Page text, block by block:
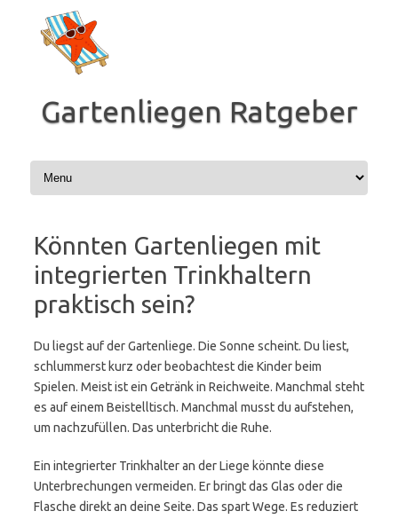
Inhalt
springen
Gartenliegen Ratgeber
Könnten Gartenliegen mit
integrierten Trinkhaltern
praktisch sein?
Du liegst auf der Gartenliege. Die Sonne scheint. Du liest,
schlummerst kurz oder beobachtest die Kinder beim
Spielen. Meist ist ein Getränk in Reichweite. Manchmal steht
es auf einem Beistelltisch. Manchmal musst du aufstehen,
um nachzufüllen. Das unterbricht die Ruhe.
Ein integrierter Trinkhalter an der Liege könnte diese
Unterbrechungen vermeiden. Er bringt das Glas oder die
Flasche direkt an deine Seite. Das spart Wege. Es reduziert